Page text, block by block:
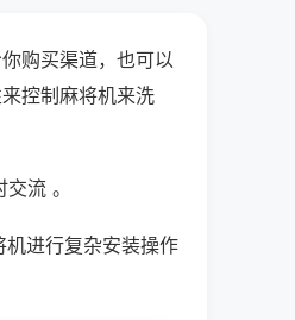
购买渠道，也可以
控制麻将机来洗
流 。
进行复杂安装操作